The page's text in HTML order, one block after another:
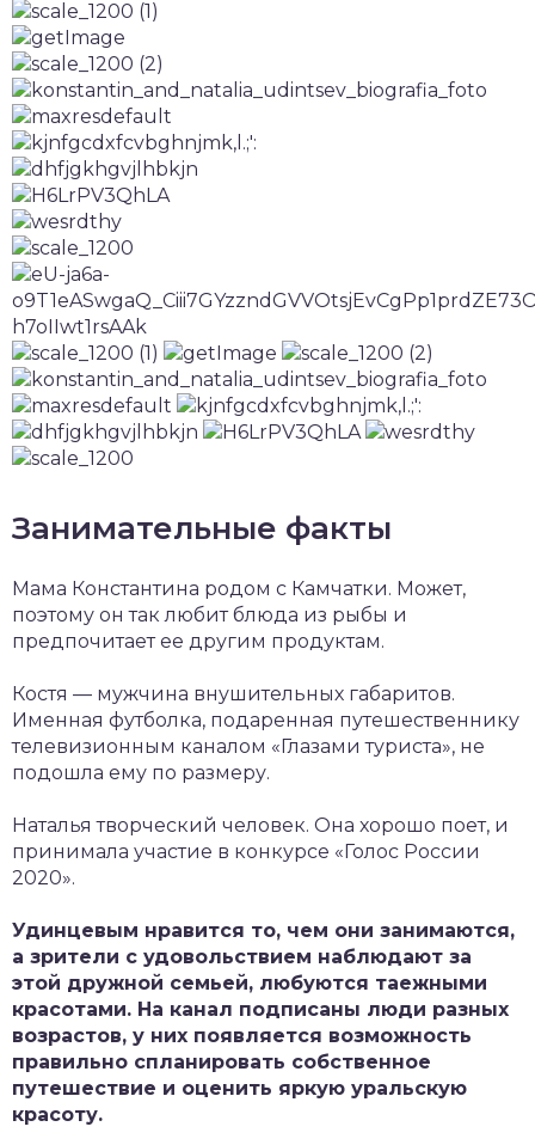
Занимательные факты
Мама Константина родом с Камчатки. Может,
поэтому он так любит блюда из рыбы и
предпочитает ее другим продуктам.
Костя — мужчина внушительных габаритов.
Именная футболка, подаренная путешественнику
телевизионным каналом «Глазами туриста», не
подошла ему по размеру.
Наталья творческий человек. Она хорошо поет, и
принимала участие в конкурсе «Голос России
2020».
Удинцевым нравится то, чем они занимаются,
а зрители с удовольствием наблюдают за
этой дружной семьей, любуются таежными
красотами. На канал подписаны люди разных
возрастов, у них появляется возможность
правильно спланировать собственное
путешествие и оценить яркую уральскую
красоту.